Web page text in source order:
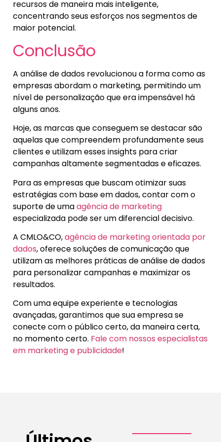
recursos de maneira mais inteligente,
concentrando seus esforços nos segmentos de
maior potencial.
Conclusão
A análise de dados revolucionou a forma como as
empresas abordam o marketing, permitindo um
nível de personalização que era impensável há
alguns anos.
Hoje, as marcas que conseguem se destacar são
aquelas que compreendem profundamente seus
clientes e utilizam esses insights para criar
campanhas altamente segmentadas e eficazes.
Para as empresas que buscam otimizar suas
estratégias com base em dados, contar com o
suporte de umaagência de marketing
especializada pode ser um diferencial decisivo.
A CMLO&CO,agência de marketing orientada por
dados, oferece soluções de comunicação que
utilizam as melhores práticas de análise de dados
para personalizar campanhas e maximizar os
resultados.
Com uma equipe experiente e tecnologias
avançadas, garantimos que sua empresa se
conecte com o público certo, da maneira certa,
no momento certo. Fale com nossos especialistas
em marketing e publicidade!